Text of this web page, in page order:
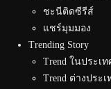
ชะนีติดซีรีส์
แชร์มุมมอง
Trending Story
Trend ในประเท
Trend ต่างประเ